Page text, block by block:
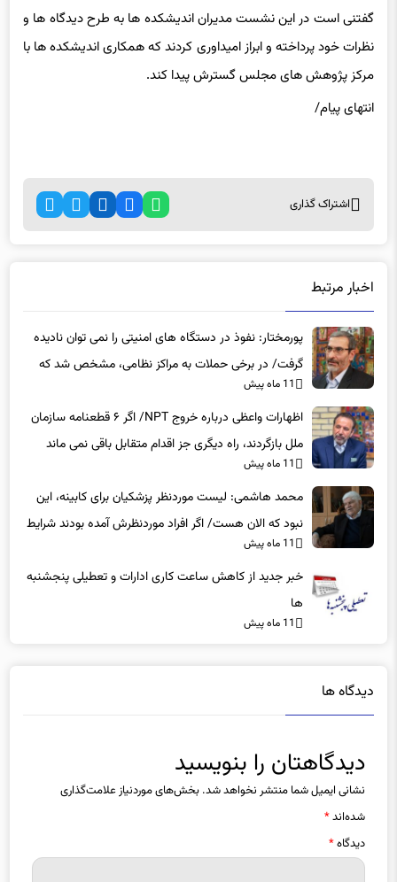
گفتنی است در این نشست مدیران اندیشکده ها به طرح دیدگاه ها و
نظرات خود پرداخته و ابراز امیداوری کردند که همکاری اندیشکده ها با
مرکز پژوهش های مجلس گسترش پیدا کند.
انتهای پیام/
اشتراک گذاری
اخبار مرتبط
پورمختار: نفوذ در دستگاه های امنیتی را نمی توان نادیده
گرفت/ در برخی حملات به مراکز نظامی، مشخص شد که
عوامل نفوذی دخیل بوده‌اند
11 ماه پیش
اظهارات واعظی درباره خروج NPT/ اگر ۶ قطعنامه سازمان
ملل بازگردند، راه دیگری جز اقدام متقابل باقی نمی‌ ماند
11 ماه پیش
محمد هاشمی: لیست موردنظر پزشکیان برای کابینه، این
نبود که الان هست/ اگر افراد موردنظرش آمده بودند شرایط
بهتر بود
11 ماه پیش
خبر جدید از کاهش ساعت کاری ادارات و تعطیلی پنجشنبه
ها
11 ماه پیش
دیدگاه ها
دیدگاهتان را بنویسید
نشانی ایمیل شما منتشر نخواهد شد. بخش‌های موردنیاز علامت‌گذاری
شده‌اند*
دیدگاه*